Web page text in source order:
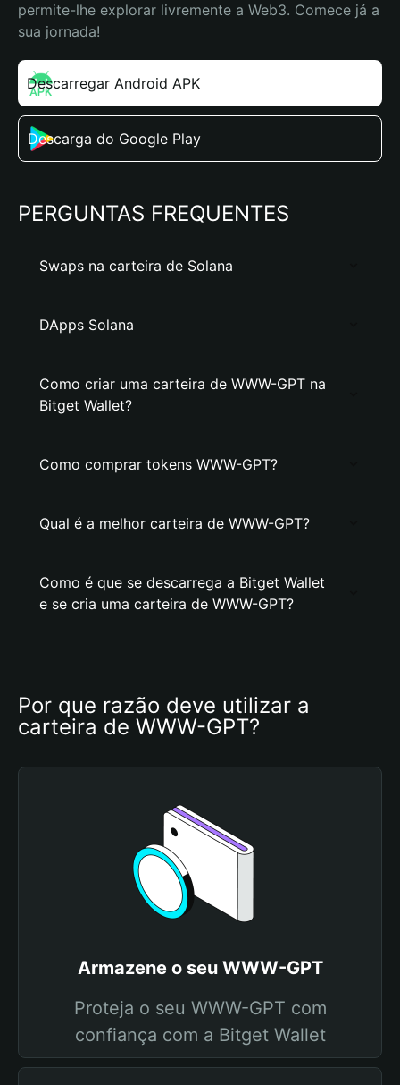
permite-lhe explorar livremente a Web3. Comece já a
sua jornada!
Descarregar Android APK
Descarga do Google Play
PERGUNTAS FREQUENTES
Swaps na carteira de Solana
DApps Solana
Como criar uma carteira de WWW-GPT na
Bitget Wallet?
Como comprar tokens WWW-GPT?
Qual é a melhor carteira de WWW-GPT?
Como é que se descarrega a Bitget Wallet
e se cria uma carteira de WWW-GPT?
Por que razão deve utilizar a
carteira de WWW-GPT?
Armazene o seu WWW-GPT
Proteja o seu WWW-GPT com
confiança com a Bitget Wallet